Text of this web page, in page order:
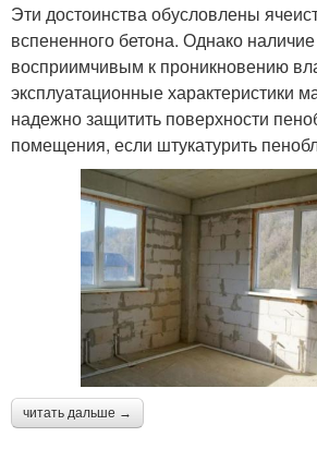
Эти достоинства обусловлены
вспененного бетона. Однако
восприимчивым к проникновению
эксплуатационные характеристики
надежно защитить поверхности
помещения, если штукатурить
читать дальше →